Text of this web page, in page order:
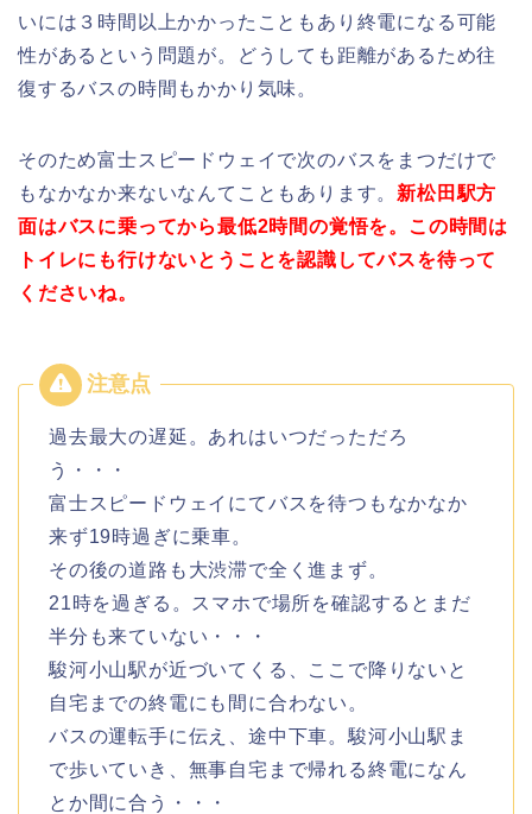
いには３時間以上かかったこともあり終電になる可能
性があるという問題が。どうしても距離があるため往
復するバスの時間もかかり気味。
そのため富士スピードウェイで次のバスをまつだけで
もなかなか来ないなんてこともあります。 新松田駅方
面はバスに乗ってから最低2時間の覚悟を。
この時間は
トイレにも行けないとうことを認識してバスを待って
くださいね。
過去最大の遅延。あれはいつだっただろ
う・・・
富士スピードウェイにてバスを待つもなかなか
来ず19時過ぎに乗車。
その後の道路も大渋滞で全く進まず。
21時を過ぎる。スマホで場所を確認するとまだ
半分も来ていない・・・
駿河小山駅が近づいてくる、ここで降りないと
自宅までの終電にも間に合わない。
バスの運転手に伝え、途中下車。駿河小山駅ま
で歩いていき、無事自宅まで帰れる終電になん
とか間に合う・・・